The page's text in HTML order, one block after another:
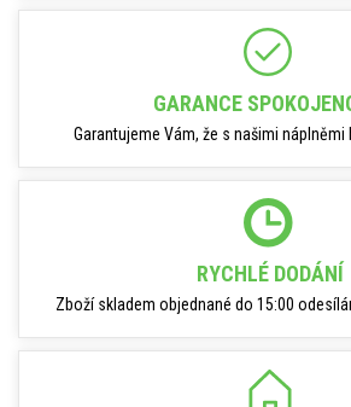
GARANCE
Garantujeme Vám, že s našimi
RYCHLÉ DODÁNÍ
Zboží skladem objednané do 15:00